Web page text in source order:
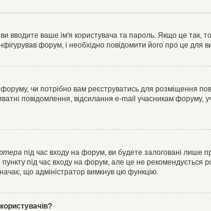
вводите ваше ім'я користувача та пароль. Якщо це так,
форум, і необхідно повідомити його про це для
чи потрібно вам реєструватись для розміщення
повідомлення, відсилання e-mail учасникам форуму,
під час входу на форум, ви будете залоговані лише
під час входу на форум, але це не
що адміністратор вимкнув цю функцію.